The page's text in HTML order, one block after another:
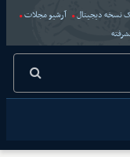
نسخه دیجیتال
آرشیو مجلات